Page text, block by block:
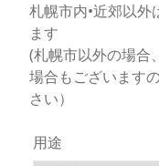
札幌市内•近郊以外
ます
(札幌市以外の場合
場合もございます
さい）
用途